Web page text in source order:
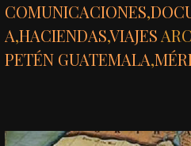
COMUNICACIONES,
A,HACIENDAS,VIAJES
PETÉN GUATEMALA,